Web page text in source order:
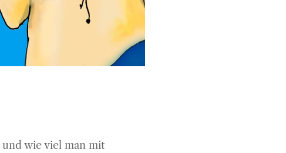
wie viel man mit